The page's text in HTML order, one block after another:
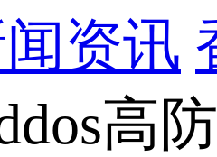
资讯
高